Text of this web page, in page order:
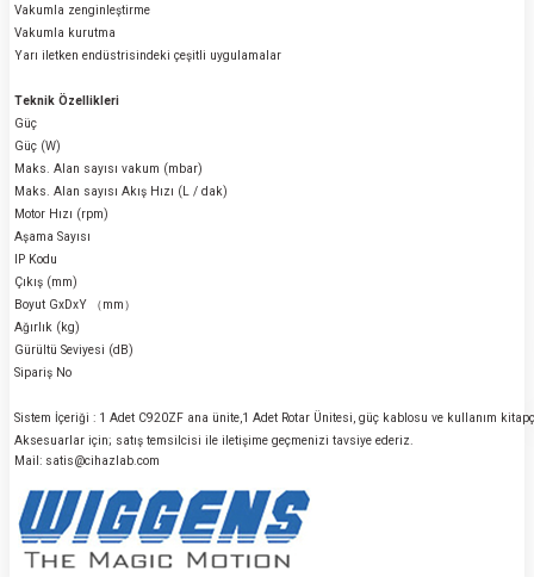
Vakumla zenginleştirme
Vakumla kurutma
Yarı iletken endüstrisindeki çeşitli uygulamalar
Teknik Özellikleri
Güç
Güç (W)
Maks. Alan sayısı vakum (mbar)
Maks. Alan sayısı Akış Hızı (L / dak)
Motor Hızı (rpm)
Aşama Sayısı
IP Kodu
Çıkış (mm)
Boyut GxDxY （mm）
Ağırlık (kg)
Gürültü Seviyesi (dB)
Sipariş No
Sistem İçeriği : 1 Adet C920ZF ana ünite,1 Adet Rotar Ünitesi, güç kablosu ve kullanım
Aksesuarlar için; satış temsilcisi ile iletişime geçmenizi tavsiye ederiz.
Mail: satis@cihazlab.com